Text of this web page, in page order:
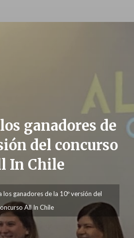
ganadores de
del concurso
In Chile
los ganadores de la 10º versión del
All In Chile